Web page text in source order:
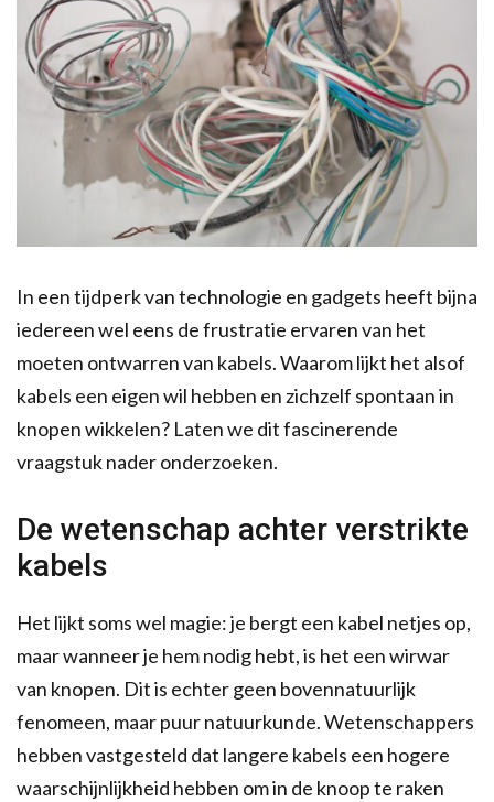
In een tijdperk van technologie en gadgets heeft bijna
iedereen wel eens de frustratie ervaren van het
moeten ontwarren van kabels. Waarom lijkt het alsof
kabels een eigen wil hebben en zichzelf spontaan in
knopen wikkelen? Laten we dit fascinerende
vraagstuk nader onderzoeken.
De wetenschap achter verstrikte
kabels
Het lijkt soms wel magie: je bergt een kabel netjes op,
maar wanneer je hem nodig hebt, is het een wirwar
van knopen. Dit is echter geen bovennatuurlijk
fenomeen, maar puur natuurkunde. Wetenschappers
hebben vastgesteld dat langere kabels een hogere
waarschijnlijkheid hebben om in de knoop te raken